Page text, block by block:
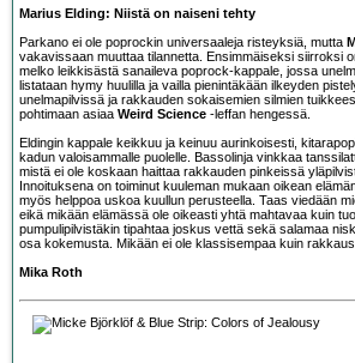
Marius Elding: Niistä on naiseni tehty
Parkano ei ole poprockin universaaleja risteyksiä, mutta
vakavissaan muuttaa tilannetta. Ensimmäiseksi siirroksi
melko leikkisästä sanaileva poprock-kappale, jossa
listataan hymy huulilla ja vailla pienintäkään ilkeyden
unelmapilvissä ja rakkauden sokaisemien silmien
pohtimaan asiaa Weird Science -leffan hengessä.
Eldingin kappale keikkuu ja keinuu aurinkoisesti,
kadun valoisammalle puolelle. Bassolinja vinkkaa
mistä ei ole koskaan haittaa rakkauden pinkeissä
Innoituksena on toiminut kuuleman mukaan oikean
myös helppoa uskoa kuullun perusteella. Taas viedään
eikä mikään elämässä ole oikeasti yhtä mahtavaa kuin
pumpulipilvistäkin tipahtaa joskus vettä sekä salamaa
osa kokemusta. Mikään ei ole klassisempaa kuin
Mika Roth